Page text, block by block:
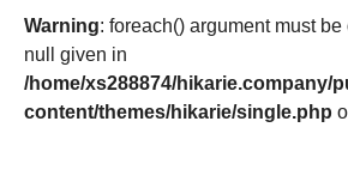
Warning: foreach() argument must
null given in
/home/xs288874/hikarie.company/
content/themes/hikarie/single.php